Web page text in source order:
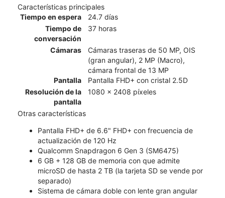
Características principales
Tiempo en espera
24.7 días
Tiempo de
conversación
37 horas
Cámaras
Cámaras traseras de 50 MP, OIS
(gran angular), 2 MP (Macro),
cámara frontal de 13 MP
Pantalla
Pantalla FHD+ con cristal 2.5D
Resolución de la
pantalla
1080 x 2408 píxeles
Otras características
Pantalla FHD+ de 6.6" FHD+ con frecuencia de
actualización de 120 Hz
Qualcomm Snapdragon 6 Gen 3 (SM6475)
6 GB + 128 GB de memoria con que admite
microSD de hasta 2 TB (la tarjeta SD se vende por
separado)
Sistema de cámara doble con lente gran angular